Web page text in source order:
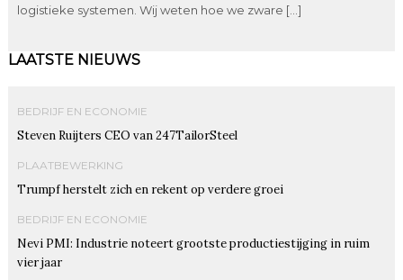
logistieke systemen. Wij weten hoe we zware […]
LAATSTE NIEUWS
BEDRIJF EN ECONOMIE
Steven Ruijters CEO van 247TailorSteel
PLAATBEWERKING
Trumpf herstelt zich en rekent op verdere groei
BEDRIJF EN ECONOMIE
Nevi PMI: Industrie noteert grootste productiestijging in ruim
vier jaar